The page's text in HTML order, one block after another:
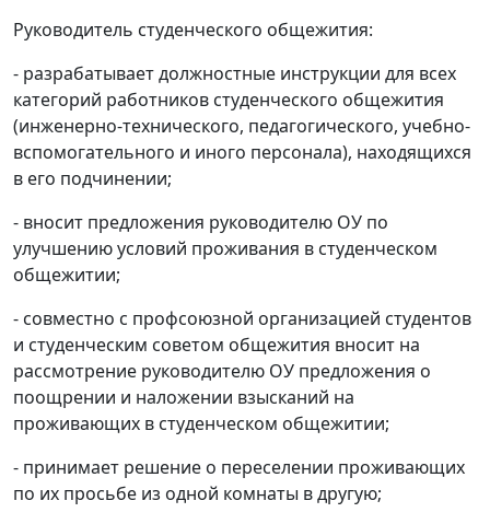
Руководитель студенческого общежития:
- разрабатывает должностные инструкции для всех
категорий работников студенческого общежития
(инженерно-технического, педагогического, учебно-
вспомогательного и иного персонала), находящихся
в его подчинении;
- вносит предложения руководителю ОУ по
улучшению условий проживания в студенческом
общежитии;
- совместно с профсоюзной организацией студентов
и студенческим советом общежития вносит на
рассмотрение руководителю ОУ предложения о
поощрении и наложении взысканий на
проживающих в студенческом общежитии;
- принимает решение о переселении проживающих
по их просьбе из одной комнаты в другую;